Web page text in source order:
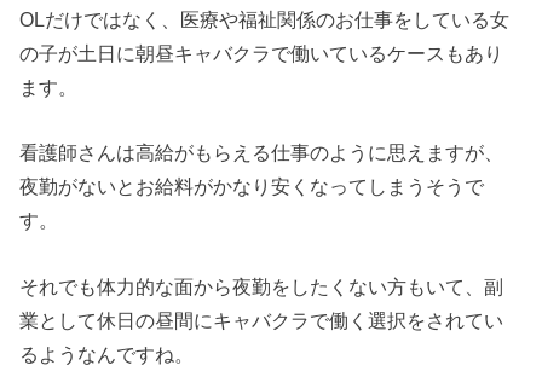
OLだけではなく、医療や福祉関係のお仕事をしている女
の子が土日に朝昼キャバクラで働いているケースもあり
ます。
看護師さんは高給がもらえる仕事のように思えますが、
夜勤がないとお給料がかなり安くなってしまうそうで
す。
それでも体力的な面から夜勤をしたくない方もいて、副
業として休日の昼間にキャバクラで働く選択をされてい
るようなんですね。